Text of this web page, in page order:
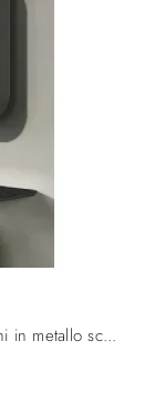
Se desideri Complementi moderni e specchi in metallo scopri di più sul modello Quadra del marchio Target Point.